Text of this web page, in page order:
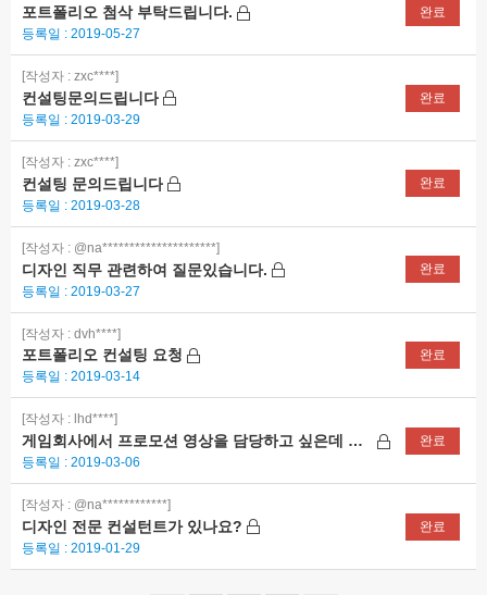
포트폴리오 첨삭 부탁드립니다.
등록일 : 2019-05-27
완료
[작성자 : zxc****]
컨설팅문의드립니다
등록일 : 2019-03-29
완료
[작성자 : zxc****]
컨설팅 문의드립니다
등록일 : 2019-03-28
완료
[작성자 : @na*********************]
디자인 직무 관련하여 질문있습니다.
등록일 : 2019-03-27
완료
[작성자 : dvh****]
포트폴리오 컨설팅 요청
등록일 : 2019-03-14
완료
[작성자 : lhd****]
게임회사에서 프로모션 영상을 담당하고 싶은데 어떻게 해야하나요?
등록일 : 2019-03-06
완료
[작성자 : @na************]
디자인 전문 컨설턴트가 있나요?
등록일 : 2019-01-29
완료